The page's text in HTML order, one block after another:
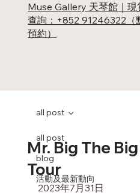
Muse Gallery 天琴館｜
查詢：+852 91246322
預約）
all post
blog
活動及最新動向
all post
Mr. Big The
Tour
2023年7月31日